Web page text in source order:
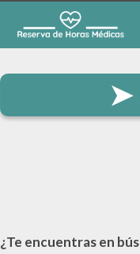
¿Te encuentras en